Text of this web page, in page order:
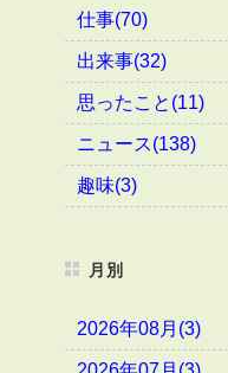
仕事(70)
出来事(32)
思ったこと(11)
ニュース(138)
趣味(3)
月別
2026年08月(3)